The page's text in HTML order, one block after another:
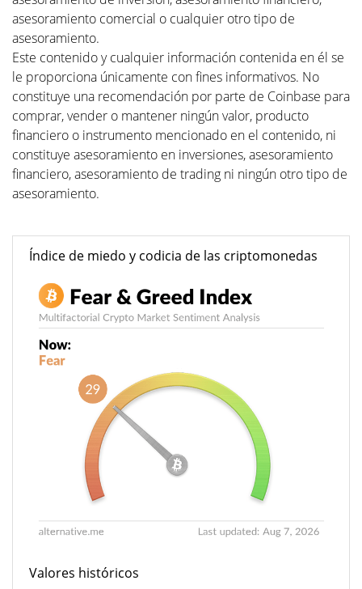
asesoramiento comercial o cualquier otro tipo de
asesoramiento.
Este contenido y cualquier información contenida en él se
le proporciona únicamente con fines informativos. No
constituye una recomendación por parte de Coinbase para
comprar, vender o mantener ningún valor, producto
financiero o instrumento mencionado en el contenido, ni
constituye asesoramiento en inversiones, asesoramiento
financiero, asesoramiento de trading ni ningún otro tipo de
asesoramiento.
Índice de miedo y codicia de las criptomonedas
Valores históricos